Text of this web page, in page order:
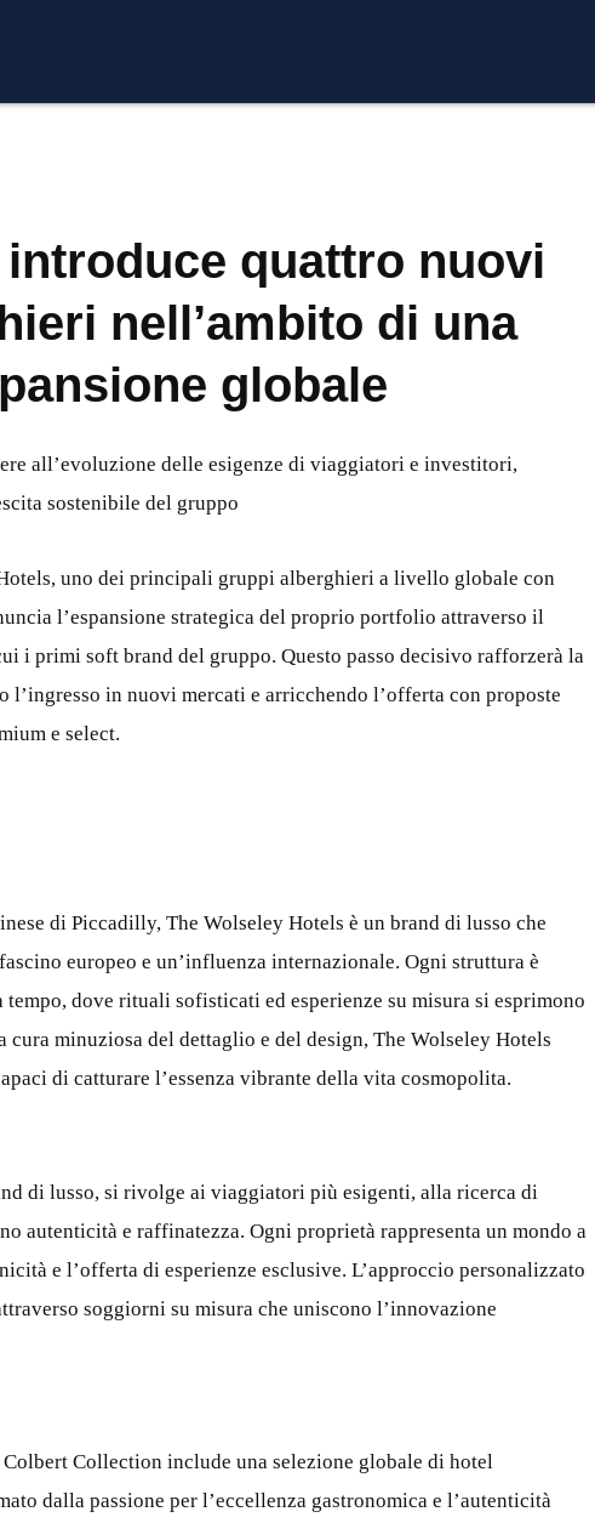
quattro nuovi
nell’ambito di una
globale
all’evoluzione delle esigenze di viaggiatori e investitori,
sostenibile del gruppo
uno dei principali gruppi alberghieri a livello globale con
l’espansione strategica del proprio portfolio attraverso il
i primi soft brand del gruppo. Questo passo decisivo rafforzerà la
in nuovi mercati e arricchendo l’offerta con proposte
e select.
di Piccadilly, The Wolseley Hotels è un brand di lusso che
europeo e un’influenza internazionale. Ogni struttura è
tempo, dove rituali sofisticati ed esperienze su misura si esprimono
cura minuziosa del dettaglio e del design, The Wolseley Hotels
di catturare l’essenza vibrante della vita cosmopolita.
di lusso, si rivolge ai viaggiatori più esigenti, alla ricerca di
autenticità e raffinatezza. Ogni proprietà rappresenta un mondo a
e l’offerta di esperienze esclusive. L’approccio personalizzato
soggiorni su misura che uniscono l’innovazione
Collection include una selezione globale di hotel
dalla passione per l’eccellenza gastronomica e l’autenticità